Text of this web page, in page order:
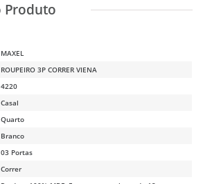
MAXEL
ROUPEIRO 3P CORRER VIENA
4220
Casal
Quarto
Branco
03 Portas
Correr